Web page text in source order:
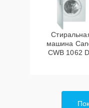
машина
CWB 1062